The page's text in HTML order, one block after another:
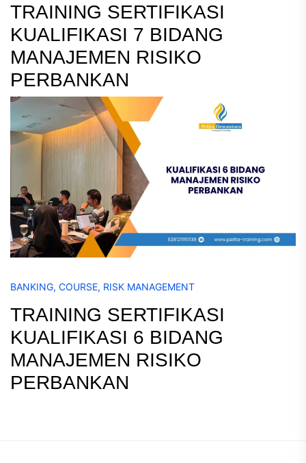
TRAINING SERTIFIKASI
KUALIFIKASI 7 BIDANG
MANAJEMEN RISIKO
PERBANKAN
BANKING, COURSE, RISK MANAGEMENT
TRAINING SERTIFIKASI
KUALIFIKASI 6 BIDANG
MANAJEMEN RISIKO
PERBANKAN